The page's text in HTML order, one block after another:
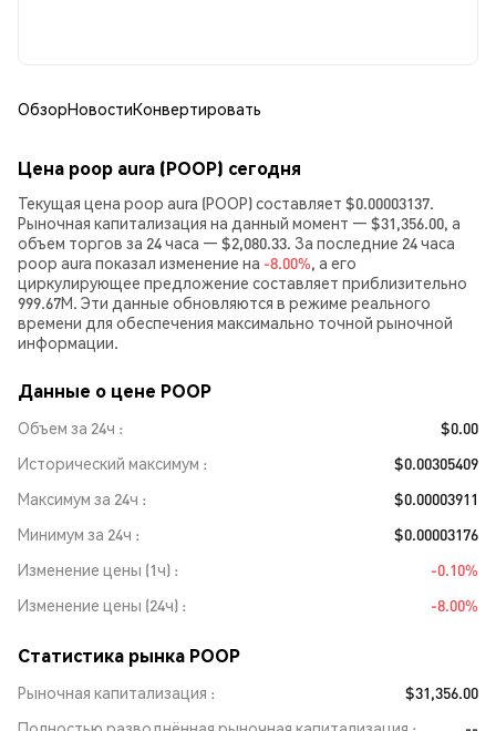
ОбзорНовостиКонвертировать
Цена poop aura (POOP) сегодня
Текущая цена poop aura (POOP) составляет $0.00003137.
Рыночная капитализация на данный момент — $31,356.00, а
объем торгов за 24 часа — $2,080.33. За последние 24 часа
poop aura показал изменение на -8.00%, а его
циркулирующее предложение составляет приблизительно
999.67M. Эти данные обновляются в режиме реального
времени для обеспечения максимально точной рыночной
информации.
Данные о цене POOP
Объем за 24ч
$0.00
Исторический максимум
$0.00305409
Максимум за 24ч
$0.00003911
Минимум за 24ч
$0.00003176
Изменение цены (1ч)
-0.10%
Изменение цены (24ч)
-8.00%
Статистика рынка POOP
Рыночная капитализация
$31,356.00